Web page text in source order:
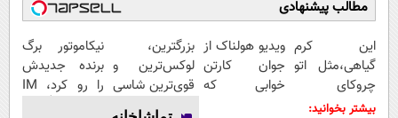
مطالب پیشنهادی
این کرم
گیاهی،مثل اتو
چروکای
پوستتوصاف
ویدیو هولناک از
جوان کارتن
خوابی که
بزرگترین،
لوکس‌ترین و
قوی‌ترین شاسی
بلند EREV در
نیکاموتور برگ
برنده جدیدش
را رو کرد، IM
بیشتر بخوانید: